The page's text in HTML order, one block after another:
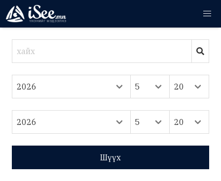
Шүүх